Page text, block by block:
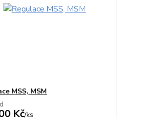
MSS, MSM
Kč/ks